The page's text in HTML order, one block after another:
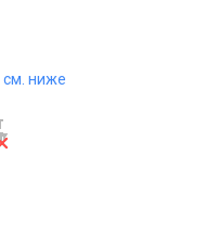
см. ниже